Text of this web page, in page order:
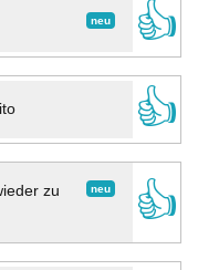
neu
👍
👍
neu
zu
👍